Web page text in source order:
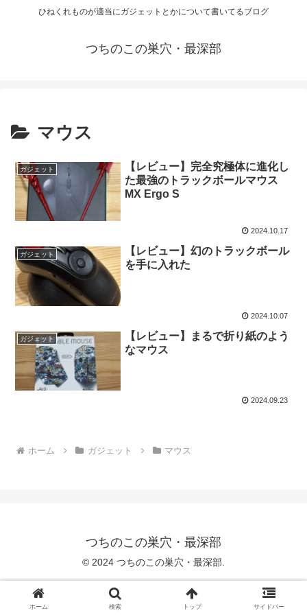
ひねくれものが適当にガジェットとかについて書いてるブログ
つちのこの巣穴・最深部
マウス
ガジェット
【レビュー】完全究極体に進化し
た最強のトラックボールマウス
MX Ergo S
2024.10.17
ガジェット
【レビュー】幻のトラックボール
を手に入れた
2024.10.07
ガジェット
【レビュー】まるで折り紙のよう
なマウス
2024.09.23
ホーム ガジェット マウス
つちのこの巣穴・最深部
© 2024 つちのこの巣穴・最深部.
ホーム 検索 トップ サイドバー